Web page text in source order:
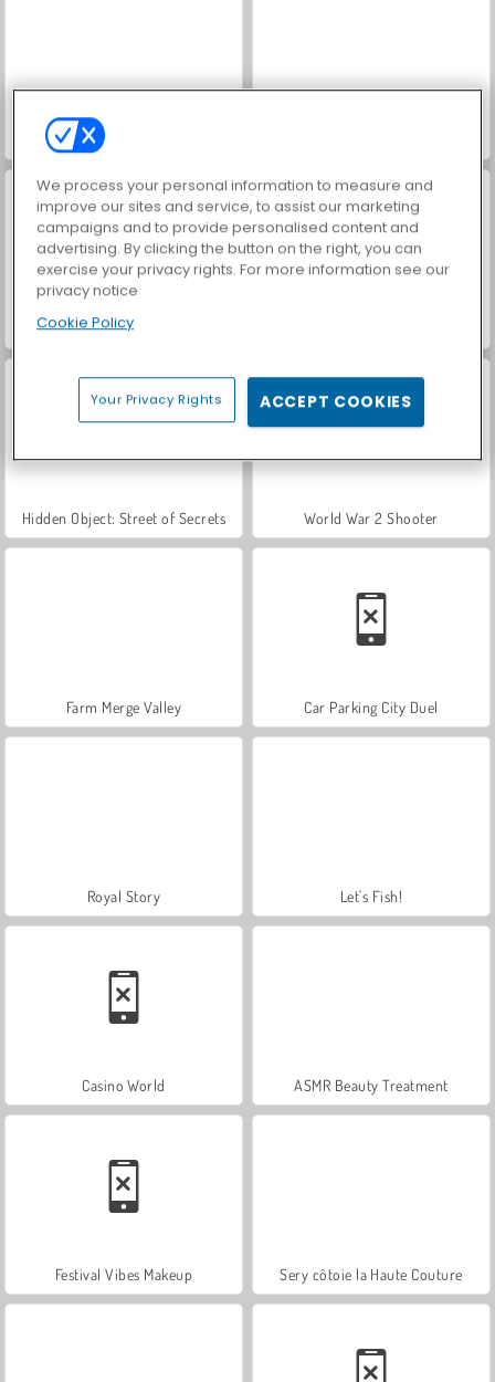
Celebrity E-Girl Fashion
K-Pop Adventure
Hidden Object: Street of Secrets World War 2 Shooter
Farm Merge Valley Car Parking City Duel
Royal Story Let's Fish!
Casino World ASMR Beauty Treatment
Festival Vibes Makeup Sery côtoie la Haute Couture
We process your personal information to measure and
improve our sites and service, to assist our marketing
campaigns and to provide personalised content and
advertising. By clicking the button on the right, you can
exercise your privacy rights. For more information see our
privacy notice
Cookie Policy
Your Privacy Rights ACCEPT COOKIES